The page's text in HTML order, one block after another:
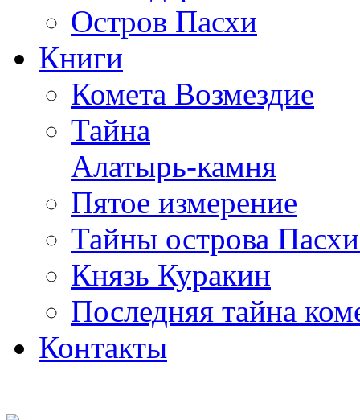
Остров Пасхи
Книги
Комета Возмездие
Тайна
Алатырь-камня
Пятое измерение
Тайны острова
Князь Куракин
Последняя тайна
Контакты